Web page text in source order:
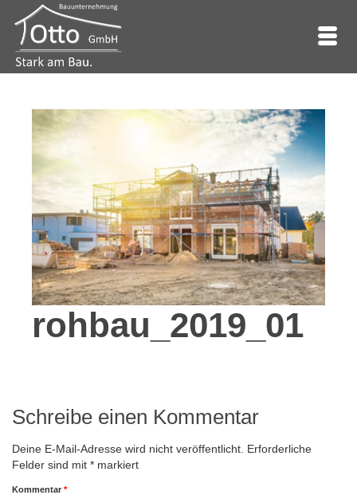
rohbau_2019_01
Schreibe einen Kommentar
Deine E-Mail-Adresse wird nicht veröffentlicht. Erforderliche
Felder sind mit * markiert
Kommentar *